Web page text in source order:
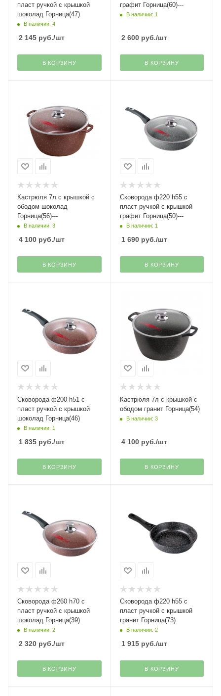
пласт ручкой с крышкой
шоколад Горница(47)
В наличии: 4
2 145 руб./шт
В КОРЗИНУ
графит Горница(60)---
В наличии: 1
2 600руб./шт
В КОРЗИНУ
Кастрюля 7л с крышкой с
ободом шоколад
Горница(56)---
В наличии: 3
4 100 руб./шт
В КОРЗИНУ
Сковорода ф220 h55 с
пласт ручкой с крышкой
графит Горница(50)---
В наличии: 1
1 690руб./шт
В КОРЗИНУ
Сковорода ф200 h51 с
пласт ручкой с крышкой
шоколад Горница(46)
В наличии: 1
1 835 руб./шт
В КОРЗИНУ
Кастрюля 7л с крышкой с
ободом гранит Горница(54)
В наличии: 3
4 100руб./шт
В КОРЗИНУ
Сковорода ф260 h70 с
пласт ручкой с крышкой
шоколад Горница(39)
В наличии: 2
2 320 руб./шт
В КОРЗИНУ
Сковорода ф220 h55 с
пласт ручкой с крышкой
гранит Горница(73)
В наличии: 2
1 915руб./шт
В КОРЗИНУ